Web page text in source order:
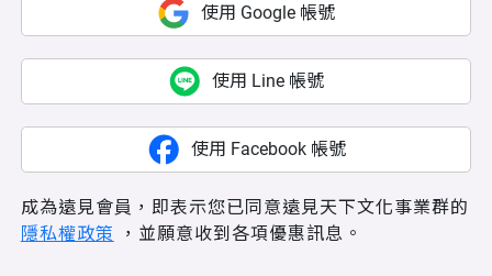
使用 Google 帳號
使用 Line 帳號
使用 Facebook 帳號
成為遠見會員，即表示您已同意遠見天下文化事業群的
隱私權政策 ，並願意收到各項優惠訊息。